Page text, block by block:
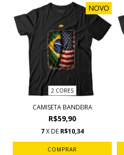
NOVO
2 CORES
CAMISETA BANDEIRA
R$59,90
7X DE R$10,34
COMPRAR